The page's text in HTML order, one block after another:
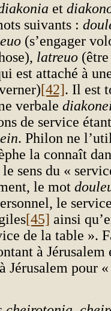
et
suivants :
(s’engager
latreuo
est attaché à
[42]. Il est
verbale
de service
. Philon ne
la connaît
sens du «
le mot
le
[45] ainsi
de la table ».
à Jérusalem
Jérusalem pour